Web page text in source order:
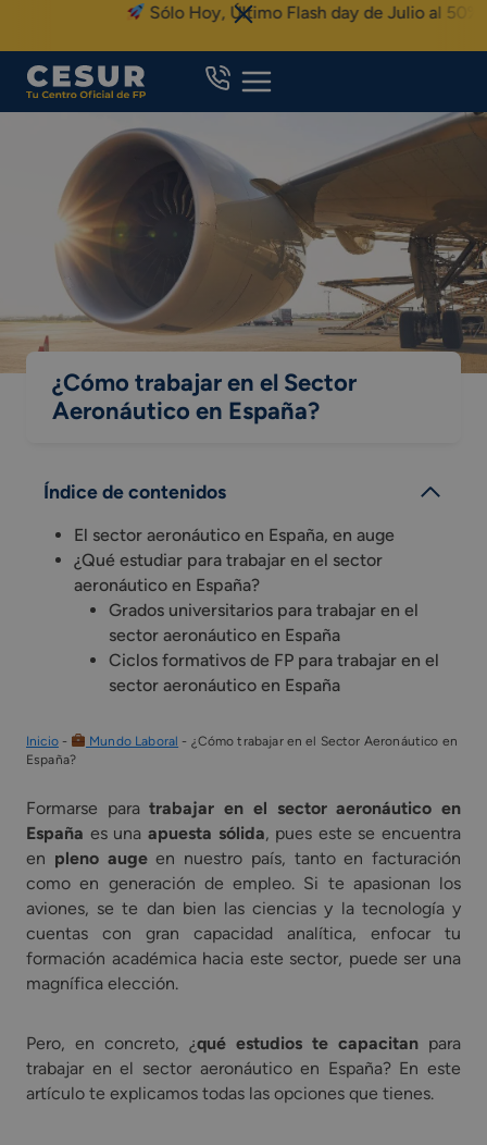
content
Sólo Hoy, Último Flash day de Julio al 50% de
¿Cómo trabajar en el Sector
Aeronáutico en España?
Índice de contenidos
El sector aeronáutico en España, en auge
¿Qué estudiar para trabajar en el sector
aeronáutico en España?
Grados universitarios para trabajar en el
sector aeronáutico en España
Ciclos formativos de FP para trabajar en el
sector aeronáutico en España
Inicio- Mundo Laboral - ¿Cómo trabajar en el Sector Aeronáutico en
España?
Formarse paratrabajar en el sector aeronáutico en
España es una apuesta sólida, pues este se encuentra
en pleno augeen nuestro país, tanto en facturación
como en generación de empleo. Si te apasionan los
aviones, se te dan bien las ciencias y la tecnología y
cuentas con gran capacidad analítica, enfocar tu
formación académica hacia este sector, puede ser una
magnífica elección.
Pero, en concreto, ¿qué estudios te capacitan para
trabajar en el sector aeronáutico en España? En este
artículo te explicamos todas las opciones que tienes.